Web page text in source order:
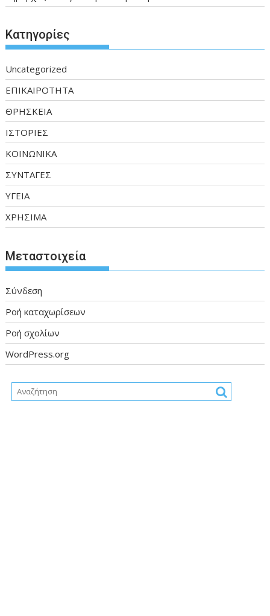
Kατηγορίες
Uncategorized
ΕΠΙΚΑΙΡΟΤΗΤΑ
ΘΡΗΣΚΕΙΑ
ΙΣΤΟΡΙΕΣ
ΚΟΙΝΩΝΙΚΑ
ΣΥΝΤΑΓΕΣ
ΥΓΕΙΑ
ΧΡΗΣΙΜΑ
Μεταστοιχεία
Σύνδεση
Ροή καταχωρίσεων
Ροή σχολίων
WordPress.org